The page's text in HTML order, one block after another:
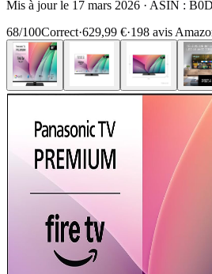
Mis à jour le 17 mars 2026 · ASIN :
68/100Correct·629,99 €·198 avis